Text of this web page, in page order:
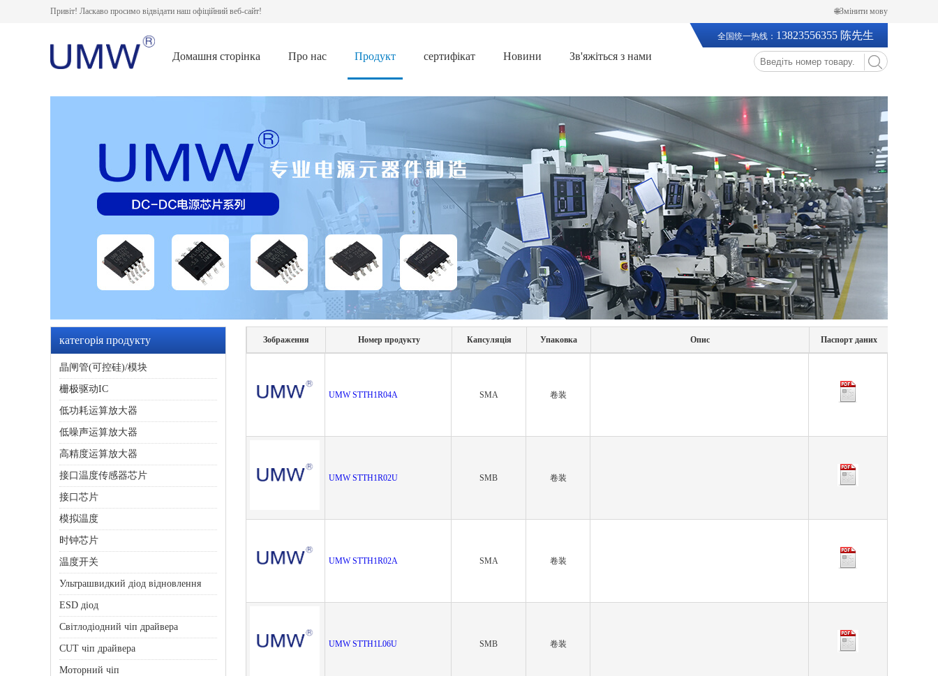
Привіт! Ласкаво просимо відвідати наш офіційний веб-сайт! 🌐Змінити мову
Домашня сторінка Про нас Продукт сертифікат Новини Зв'яжіться з нами
全国统一热线： 13823556355 陈先生
категорія продукту
晶闸管(可控硅)/模块
栅极驱动IC
低功耗运算放大器
低噪声运算放大器
高精度运算放大器
接口温度传感器芯片
接口芯片
模拟温度
时钟芯片
温度开关
Ультрашвидкий діод відновлення
ESD діод
Світлодіодний чіп драйвера
CUT чіп драйвера
Моторний чіп
Зображення Номер продукту Капсуляція Упаковка Опис Паспорт даних
UMW STTH1R04A SMA 卷装
UMW STTH1R02U SMB 卷装
UMW STTH1R02A SMA 卷装
UMW STTH1L06U SMB 卷装